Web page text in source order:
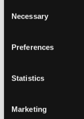
Selection
Necessary
Preferences
Statistics
Marketing